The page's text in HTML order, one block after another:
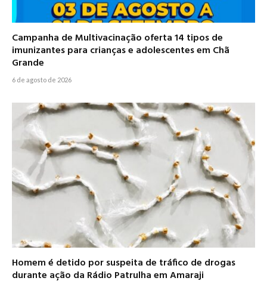
Campanha de Multivacinação oferta 14 tipos de
imunizantes para crianças e adolescentes em Chã
Grande
6 de agosto de 2026
Homem é detido por suspeita de tráfico de drogas
durante ação da Rádio Patrulha em Amaraji